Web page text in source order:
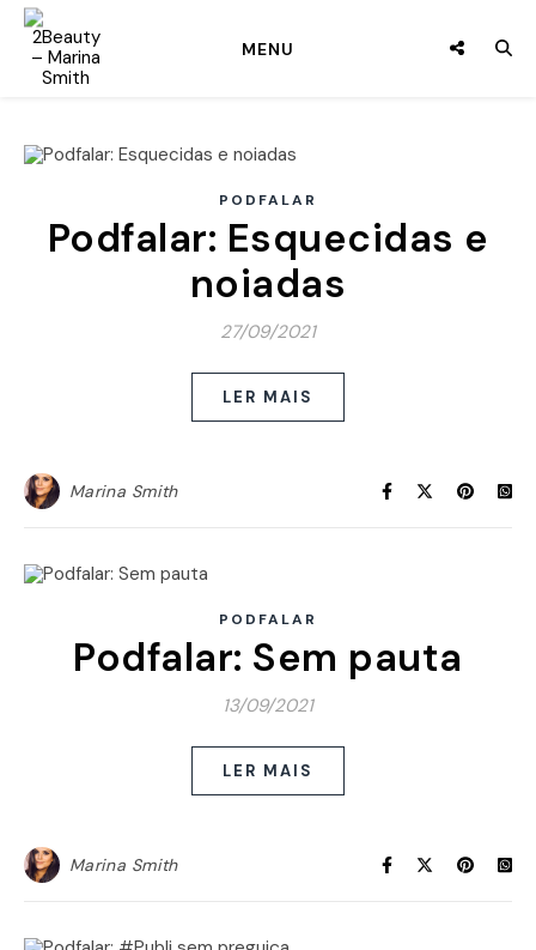
MENU
PODFALAR
Podfalar: Esquecidas e
noiadas
27/09/2021
LER MAIS
Marina Smith
PODFALAR
Podfalar: Sem pauta
13/09/2021
LER MAIS
Marina Smith